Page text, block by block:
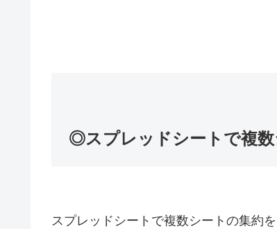
◎スプレッドシートで複数
スプレッドシートで複数シートの集約